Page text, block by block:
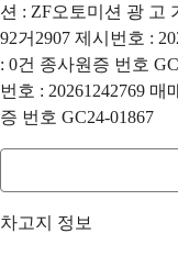
션 : ZF오토미션 광 고
92거2907 제시번호 :
: 0건 종사원증 번호
번호 : 20261242769
증 번호 GC24-01867
차고지 정보